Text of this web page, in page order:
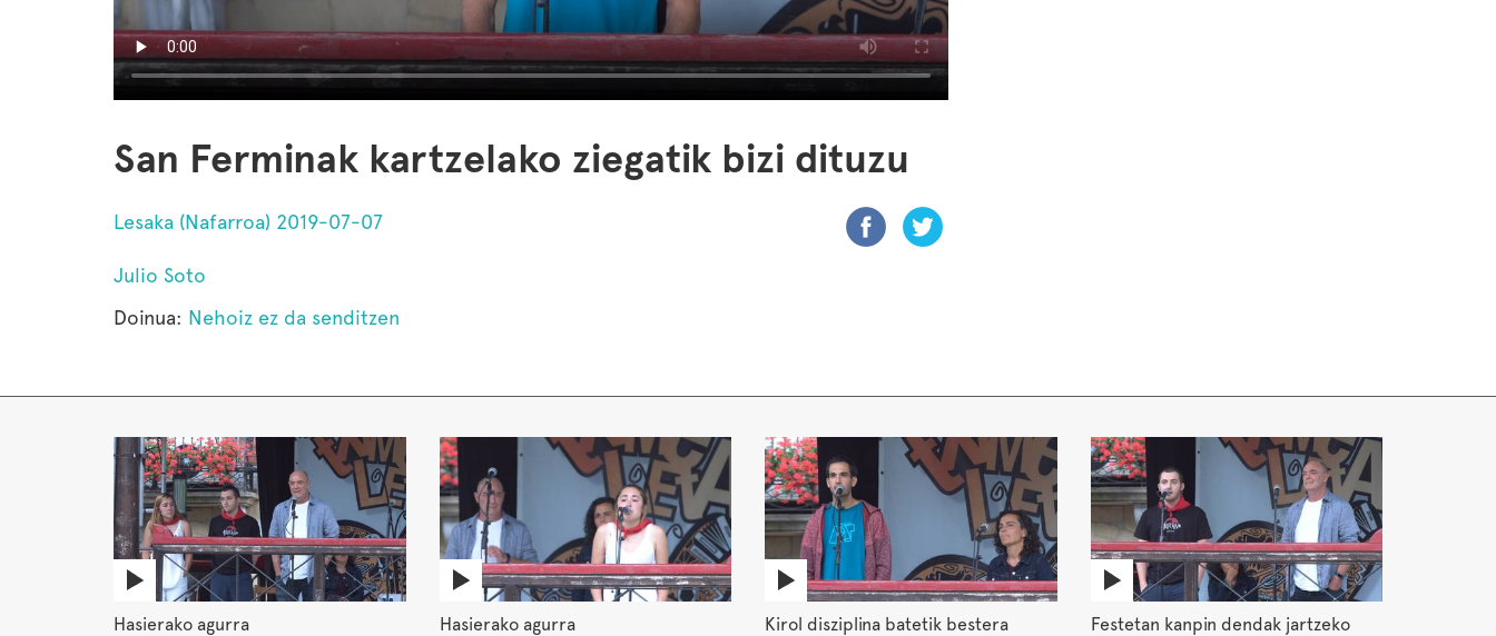
San Ferminak kartzelako ziegatik bizi dituzu
Lesaka (Nafarroa) 2019-07-07
Julio Soto
Doinua: Nehoiz ez da senditzen
Hasierako agurra Hasierako agurra
Kirol disziplina batetik bestera
Festetan kanpin dendak jartzeko